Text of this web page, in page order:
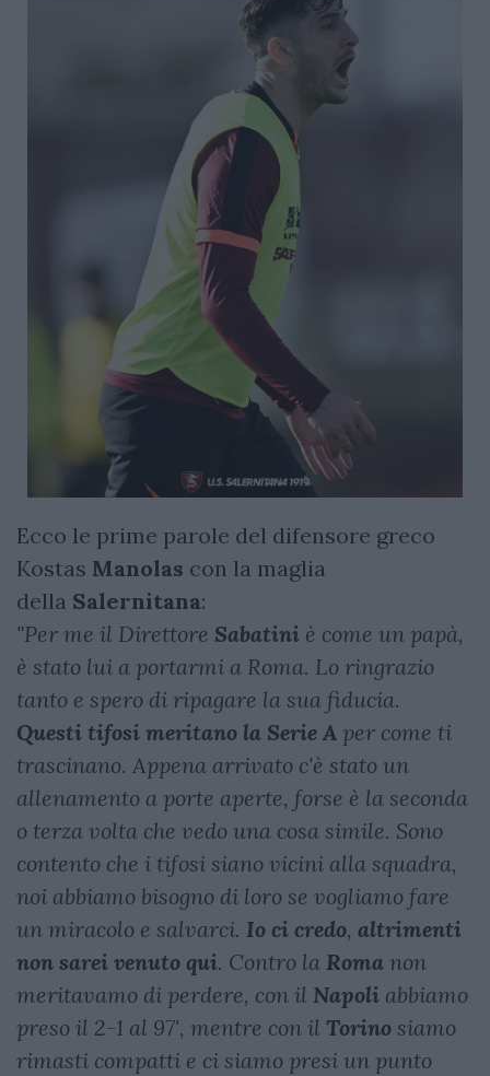
Ecco le prime parole del difensore greco
Kostas Manolas con la maglia
della Salernitana:
"Per me il Direttore Sabatini è come un papà,
è stato lui a portarmi a Roma. Lo ringrazio
tanto e spero di ripagare la sua fiducia.
Questi tifosi meritano la Serie A per come ti
trascinano. Appena arrivato c'è stato un
allenamento a porte aperte, forse è la seconda
o terza volta che vedo una cosa simile. Sono
contento che i tifosi siano vicini alla squadra,
noi abbiamo bisogno di loro se vogliamo fare
un miracolo e salvarci. Io ci credo, altrimenti
non sarei venuto qui. Contro la Roma non
meritavamo di perdere, con il Napoli abbiamo
preso il 2-1 al 97', mentre con il Torino siamo
rimasti compatti e ci siamo presi un punto